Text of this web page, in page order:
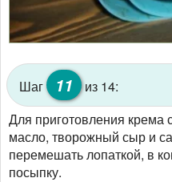
Шаг 11 из 14:
Для приготовления крема
масло, творожный сыр и
перемешать лопаткой, в
посыпку.